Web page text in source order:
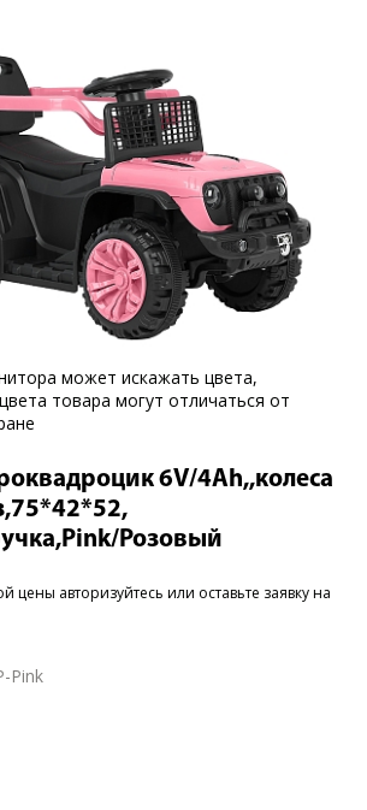
может искажать цвета,
товара могут отличаться от
6V/4Ah,,колеса
Розовый
цены авторизуйтесь или оставьте заявку на
Pink